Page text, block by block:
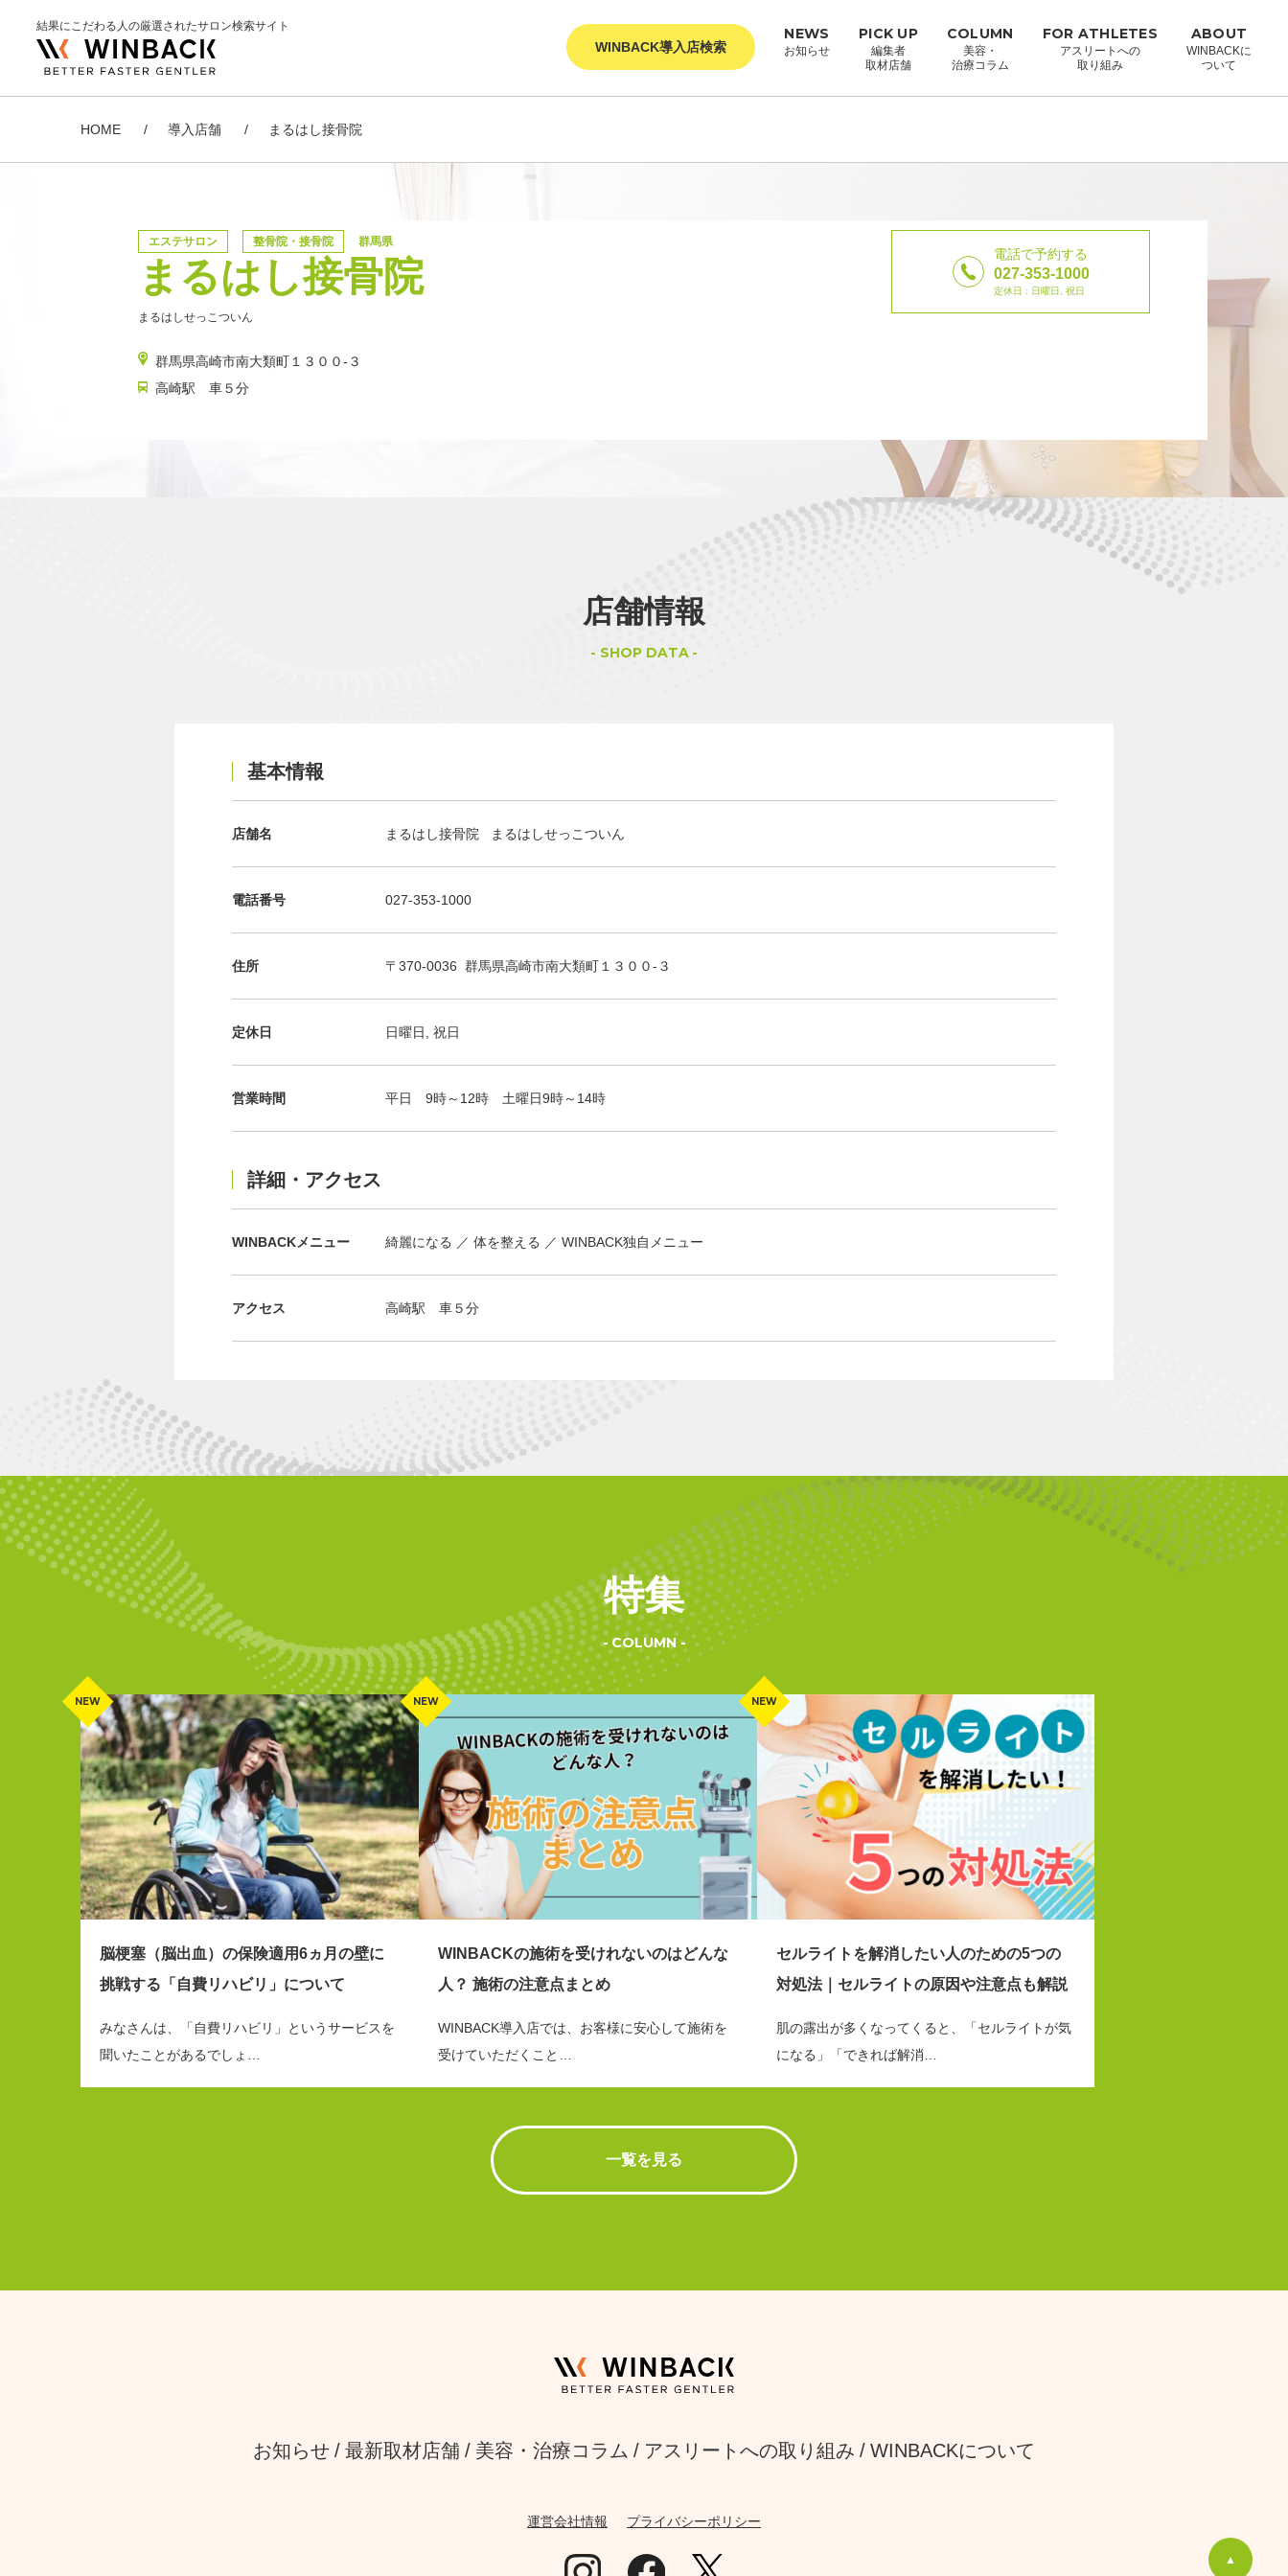
結果にこだわる人の厳選されたサロン検索サイト NEWS
お知らせ
PICK UP
編集者
取材店舗
COLUMN
美容・
治療コラム
FOR ATHLETES
アスリートへの
取り組み
ABOUT
WINBACKに
ついて
WINBACK導入店検索
HOME 導入店舗 まるはし接骨院
エステサロン 整骨院・接骨院 群馬県
まるはし接骨院
まるはしせっこついん
群馬県高崎市南大類町１３００-３
高崎駅 車５分
電話で予約する
027-353-1000
定休日 : 日曜日, 祝日
店舗情報
SHOP DATA
基本情報
店舗名 まるはし接骨院 まるはしせっこついん
電話番号 027-353-1000
住所 〒370-0036 群馬県高崎市南大類町１３００-３
定休日 日曜日, 祝日
営業時間 平日 9時～12時 土曜日9時～14時
詳細・アクセス
WINBACKメニュー 綺麗になる 体を整える WINBACK独自メニュー
アクセス 高崎駅 車５分
特集
COLUMN
脳梗塞（脳出血）の保険適用6ヵ月の壁に
挑戦する「自費リハビリ」について
みなさんは、「自費リハビリ」というサービスを
聞いたことがあるでしょ…
WINBACKの施術を受けれないのはどんな
人？ 施術の注意点まとめ
WINBACK導入店では、お客様に安心して施術を
受けていただくこと…
セルライトを解消したい人のための5つの
対処法｜セルライトの原因や注意点も解説
肌の露出が多くなってくると、「セルライトが気
になる」「できれば解消…
一覧を見る
お知らせ 最新取材店舗 美容・治療コラム アスリートへの取り組み WINBACKについて
運営会社情報 プライバシーポリシー